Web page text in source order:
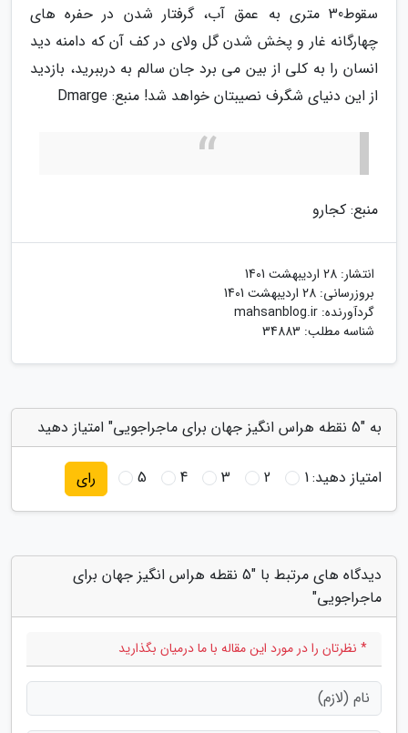
سقوط30 متری به عمق آب، گرفتار شدن در حفره های
چهارگانه غار و پخش شدن گل ولای در کف آن که دامنه دید
انسان را به کلی از بین می برد جان سالم به درببرید، بازدید
از این دنیای شگرف نصیبتان خواهد شد! منبع: Dmarge
منبع: کجارو
انتشار: 28 اردیبهشت 1401
بروزرسانی: 28 اردیبهشت 1401
گردآورنده: mahsanblog.ir
شناسه مطلب: 34883
به "5 نقطه هراس انگیز جهان برای ماجراجویی" امتیاز دهید
امتیاز دهید:1
2
3
4
5 رای
دیدگاه های مرتبط با "5 نقطه هراس انگیز جهان برای
ماجراجویی"
* نظرتان را در مورد این مقاله با ما درمیان بگذارید